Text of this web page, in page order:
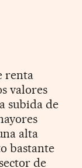
renta
valores
subida de
alta
bastante
de